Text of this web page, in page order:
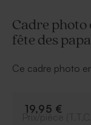
Cadre photo
fête des
Ce cadre photo
papa, capturant
19,95 €